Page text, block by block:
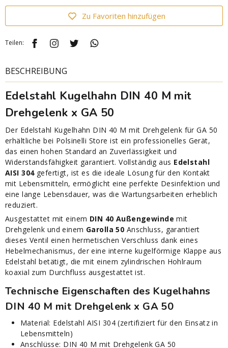
Zu Favoriten hinzufügen
Teilen:
BESCHREIBUNG
Edelstahl Kugelhahn DIN 40 M mit
Drehgelenk x GA 50
Der Edelstahl Kugelhahn DIN 40 M mit Drehgelenk für GA 50
erhältliche bei Polsinelli Store ist ein professionelles Gerät,
das einen hohen Standard an Zuverlässigkeit und
Widerstandsfähigkeit garantiert. Vollständig aus Edelstahl
AISI 304gefertigt, ist es die ideale Lösung für den Kontakt
mit Lebensmitteln, ermöglicht eine perfekte Desinfektion und
eine lange Lebensdauer, was die Wartungsarbeiten erheblich
reduziert.
Ausgestattet mit einem DIN 40 Außengewinde mit
Drehgelenk und einem Garolla 50 Anschluss, garantiert
dieses Ventil einen hermetischen Verschluss dank eines
Hebelmechanismus, der eine interne kugelförmige Klappe aus
Edelstahl betätigt, die mit einem zylindrischen Hohlraum
koaxial zum Durchfluss ausgestattet ist.
Technische Eigenschaften des Kugelhahns
DIN 40 M mit Drehgelenk x GA 50
Material: Edelstahl AISI 304 (zertifiziert für den Einsatz in
Lebensmitteln)
Anschlüsse: DIN 40 M mit Drehgelenk GA 50